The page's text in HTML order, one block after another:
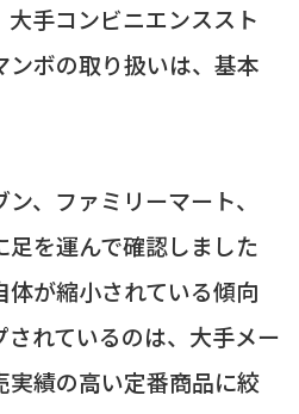
手コンビニエンススト
ンボの取り扱いは、基本
、ファミリーマート、
足を運んで確認しました
が縮小されている傾向
れているのは、大手メー
実績の高い定番商品に絞